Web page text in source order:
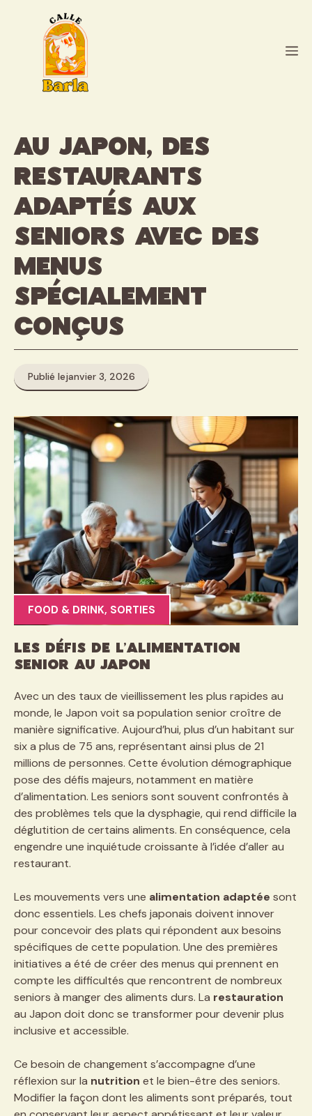
Au Japon, des
restaurants
adaptés aux
seniors avec des
menus
spécialement
conçus
Publié lejanvier 3, 2026
FOOD & DRINK, SORTIES
Les défis de l’alimentation
senior au Japon
Avec un des taux de vieillissement les plus rapides au
monde, le Japon voit sa population senior croître de
manière significative. Aujourd’hui, plus d’un habitant sur
six a plus de 75 ans, représentant ainsi plus de 21
millions de personnes. Cette évolution démographique
pose des défis majeurs, notamment en matière
d’alimentation. Les seniors sont souvent confrontés à
des problèmes tels que la dysphagie, qui rend difficile la
déglutition de certains aliments. En conséquence, cela
engendre une inquiétude croissante à l’idée d’aller au
restaurant.
Les mouvements vers une alimentation adaptée sont
donc essentiels. Les chefs japonais doivent innover
pour concevoir des plats qui répondent aux besoins
spécifiques de cette population. Une des premières
initiatives a été de créer des menus qui prennent en
compte les difficultés que rencontrent de nombreux
seniors à manger des aliments durs. La restauration
au Japon doit donc se transformer pour devenir plus
inclusive et accessible.
Ce besoin de changement s’accompagne d’une
réflexion sur la nutrition et le bien-être des seniors.
Modifier la façon dont les aliments sont préparés, tout